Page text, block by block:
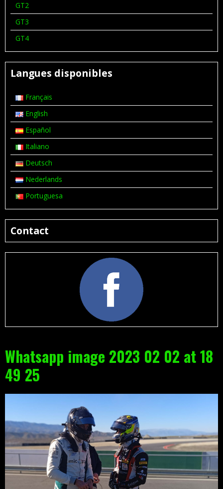
Whatsapp image 2023 02 02 at 18
49 25
GT2
GT3
GT4
Langues disponibles
Français
English
Español
Italiano
Deutsch
Nederlands
Portuguesa
Contact